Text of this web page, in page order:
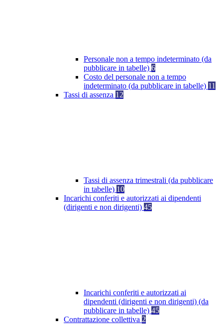
Personale non a tempo indeterminato (da
pubblicare in tabelle) 6
Costo del personale non a tempo
indeterminato (da pubblicare in tabelle) 11
Tassi di assenza 12
Tassi di assenza trimestrali (da pubblicare
in tabelle) 10
Incarichi conferiti e autorizzati ai dipendenti
(dirigenti e non dirigenti) 45
Incarichi conferiti e autorizzati ai
dipendenti (dirigenti e non dirigenti) (da
pubblicare in tabelle) 45
Contrattazione collettiva 2